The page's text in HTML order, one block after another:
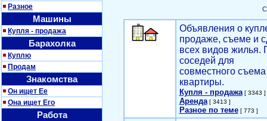
Разное
Машины
Купля - продажа
Барахолка
Куплю
Продам
Знакомства
Он ищет Ее
Она ищет Его
Работа
Объявления о
продаже, съеме и
всех видов жилья.
соседей для
совместного съема
квартиры.
Купля - продажа[ 3343 ]
Аренда[ 3413 ]
Разное по теме[ 773 ]